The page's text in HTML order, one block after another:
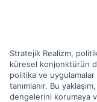
Stratejik Realizm,
küresel konjonktürün
politika ve
tanımlanır. Bu
dengelerini korumaya